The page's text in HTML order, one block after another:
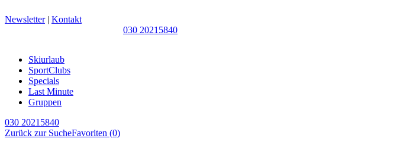
Newsletter| Kontakt
030 20215840
Skiurlaub
SportClubs
Specials
Last Minute
Gruppen
030 20215840
Zurück zur SucheFavoriten (0)